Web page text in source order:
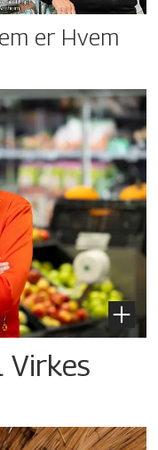
er Hvem